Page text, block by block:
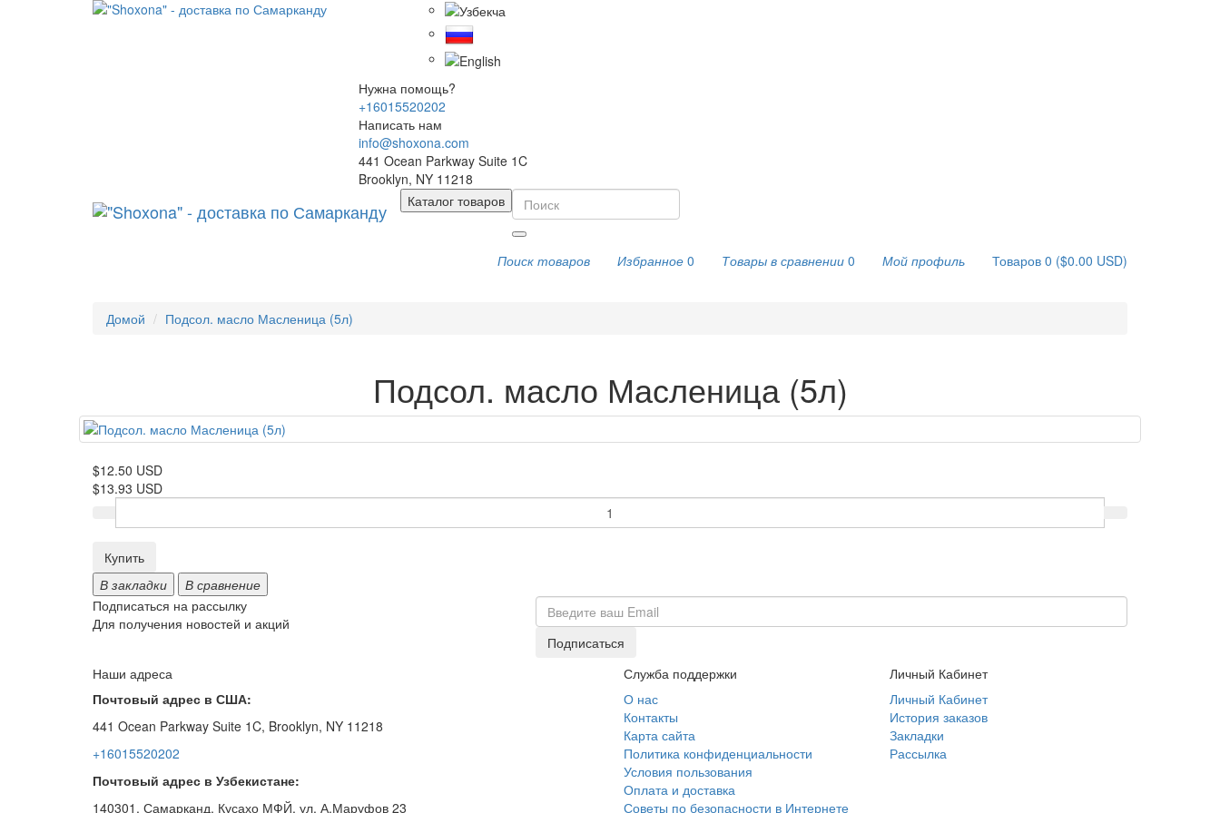
Нужна помощь?
+16015520202
Написать нам
info@shoxona.com
441 Ocean Parkway Suite 1C
Brooklyn, NY 11218
Каталог товаров
Поиск товаров Избранное 0 Товары в сравнении 0 Мой профиль Товаров 0 ($0.00 USD)
Домой Подсол. масло Масленица (5л)
Подсол. масло Масленица (5л)
$12.50 USD
$13.93 USD
Купить
В закладки
В сравнение
Подписаться на рассылку
Для получения новостей и акций
Наши адреса
Почтовый адрес в США:
441 Ocean Parkway Suite 1C, Brooklyn, NY 11218
+16015520202
Почтовый адрес в Узбекистане:
140301, Самарканд, Кусахо МФЙ, ул. А.Маруфов 23
Служба поддержки
О нас
Контакты
Карта сайта
Политика конфиденциальности
Условия пользования
Оплата и доставка
Советы по безопасности в Интернете
Личный Кабинет
Личный Кабинет
История заказов
Закладки
Рассылка